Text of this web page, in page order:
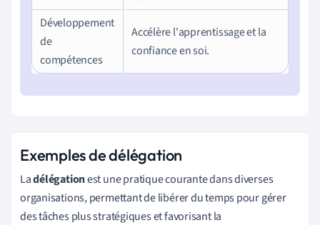
Développement
de
compétences
Accélère l'apprentissage et la
confiance en soi.
Exemples de délégation
Ladélégationest une pratique courante dans diverses
organisations, permettant de libérer du temps pour gérer
des tâches plus stratégiques et favorisant la